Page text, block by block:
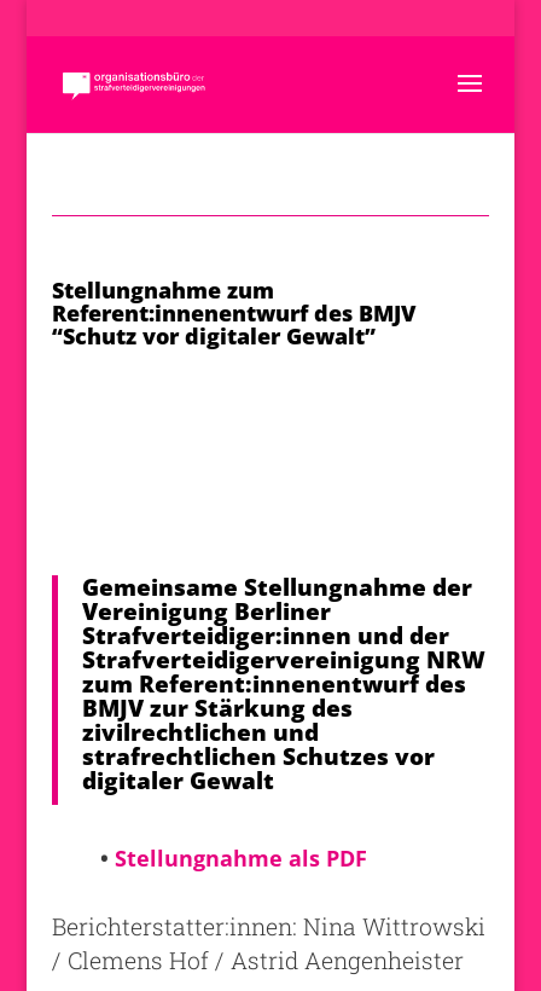
Stellungnahme zum
Referent:innenentwurf des BMJV
“Schutz vor digitaler Gewalt”
Gemeinsame Stellungnahme der
Vereinigung Berliner
Strafverteidiger:innen und der
Strafverteidigervereinigung NRW
zum Referent:innenentwurf des
BMJV zur Stärkung des
zivilrechtlichen und
strafrechtlichen Schutzes vor
digitaler Gewalt
• Stellungnahme als PDF
Berichterstatter:innen: Nina Wittrowski
/ Clemens Hof / Astrid Aengenheister